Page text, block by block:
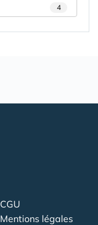
4
CGU
Mentions légales